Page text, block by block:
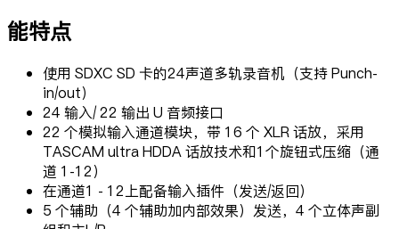
能特点
使用 SDXC SD 卡的24声道多轨录音机（支持 Punch-
in/out）
24 输入/ 22 输出 U 音频接口
22 个模拟输入通道模块，带 16 个 XLR 话放，采用
TASCAM ultra HDDA 话放技术和1个旋钮式压缩（通
道 1-12）
在通道1 - 12上配备输入插件（发送/返回）
5 个辅助（4 个辅助加内部效果）发送，4 个立体声副